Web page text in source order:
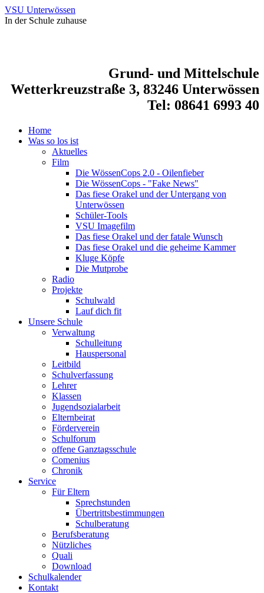
VSU Unterwössen
In der Schule zuhause
Grund- und Mittelschule
Wetterkreuzstraße 3, 83246 Unterwössen
Tel: 08641 6993 40
Home
Was so los ist
Aktuelles
Film
Die WössenCops 2.0 - Oilenfieber
Die WössenCops - "Fake News"
Das fiese Orakel und der Untergang von
Unterwössen
Schüler-Tools
VSU Imagefilm
Das fiese Orakel und der fatale Wunsch
Das fiese Orakel und die geheime Kammer
Kluge Köpfe
Die Mutprobe
Radio
Projekte
Schulwald
Lauf dich fit
Unsere Schule
Verwaltung
Schulleitung
Hauspersonal
Leitbild
Schulverfassung
Lehrer
Klassen
Jugendsozialarbeit
Elternbeirat
Förderverein
Schulforum
offene Ganztagsschule
Comenius
Chronik
Service
Für Eltern
Sprechstunden
Übertrittsbestimmungen
Schulberatung
Berufsberatung
Nützliches
Quali
Download
Schulkalender
Kontakt